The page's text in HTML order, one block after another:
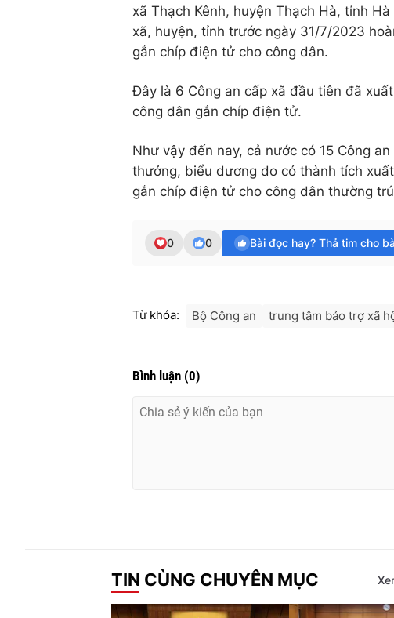
xã Thạch Kênh, huyện Thạch Hà, tỉnh
xã, huyện, tỉnh trước ngày 31/7/2023
gắn chíp điện tử cho công dân.
Đây là 6 Công an cấp xã đầu tiên đã
công dân gắn chíp điện tử.
Như vậy đến nay, cả nước có 15 Công
thưởng, biểu dương do có thành tích
gắn chíp điện tử cho công dân thường
0 0 Bài đọc hay? Thả tim cho
Từ khóa: Bộ Công an trung tâm bảo trợ xã
Bình luận (0)
TIN CÙNG CHUYÊN MỤC